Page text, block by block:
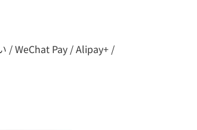
/ WeChat Pay / Alipay+ /